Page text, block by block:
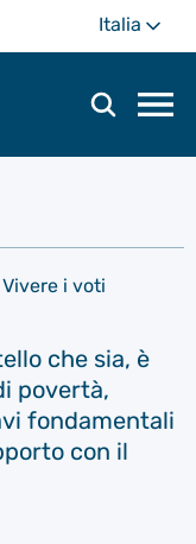
Italia
di
Vivere i voti
che sia, è
povertà,
fondamentali
con il